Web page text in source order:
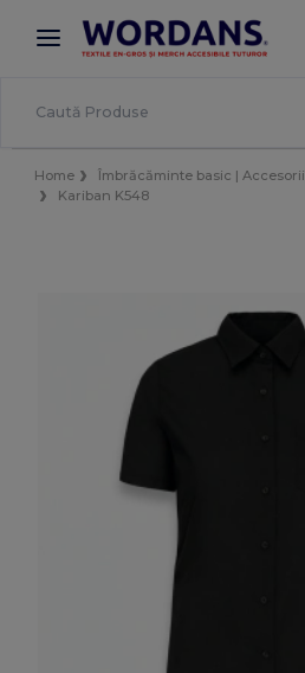
× Aplicația Wordans
Prețuri mai bune în aplicație!
Home Îmbrăcăminte basic | Accesorii
Kariban K548